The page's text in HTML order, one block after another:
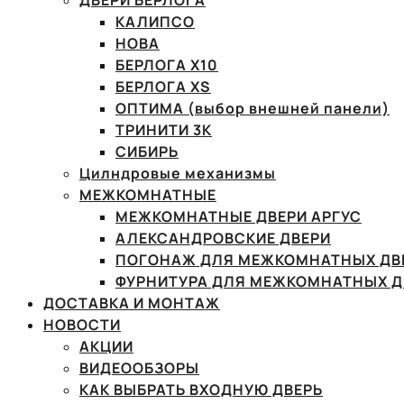
КАЛИПСО
НОВА
БЕРЛОГА Х10
БЕРЛОГА XS
ОПТИМА (выбор внешней панели)
ТРИНИТИ 3К
СИБИРЬ
Цилндровые механизмы
МЕЖКОМНАТНЫЕ
МЕЖКОМНАТНЫЕ ДВЕРИ АРГУС
АЛЕКСАНДРОВСКИЕ ДВЕРИ
ПОГОНАЖ ДЛЯ МЕЖКОМНАТНЫХ
ФУРНИТУРА ДЛЯ МЕЖКОМНАТНЫХ
ДОСТАВКА И МОНТАЖ
НОВОСТИ
АКЦИИ
ВИДЕООБЗОРЫ
КАК ВЫБРАТЬ ВХОДНУЮ ДВЕРЬ